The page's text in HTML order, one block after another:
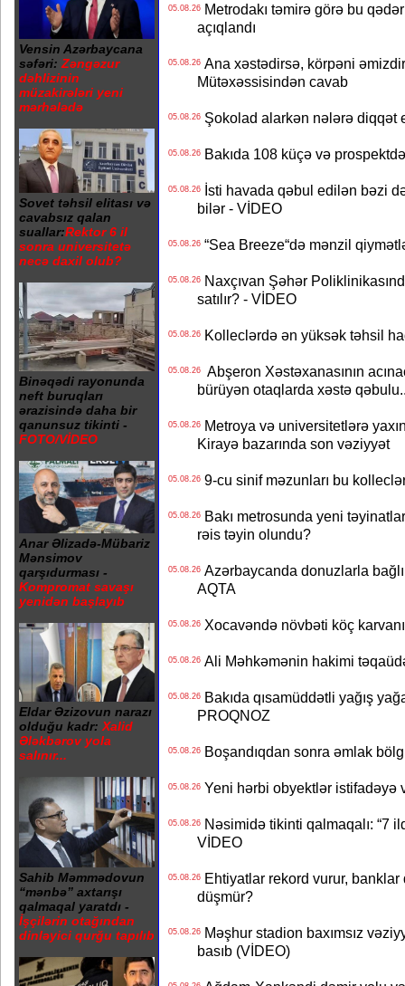
Vensin Azərbaycana
səfəri: Zəngəzur
dəhlizinin
müzakirələri yeni
mərhələdə
Sovet təhsil elitası və
cavabsız qalan
suallar:Rektor 6 il
sonra universitetə
necə daxil olub?
Binəqədi rayonunda
neft buruqları
ərazisində daha bir
qanunsuz tikinti -
FOTO/VİDEO
Anar Əlizadə-Mübariz
Mənsimov
qarşıdurması -
Kompromat savaşı
yenidən başlayıb
Eldar Əzizovun narazı
olduğu kadr: Xalid
Ələkbərov yola
salınır...
Sahib Məmmədovun
“mənbə” axtarışı
qalmaqal yaratdı -
İşçilərin otağından
dinləyici qurğu tapılıb
05.08.26Metrodakı təmirə görə bu
açıqlandı
05.08.26Ana xəstədirsə, körpəni
Mütəxəssisindən cavab
05.08.26Şokolad alarkən nələrə diqqət
05.08.26Bakıda 108 küçə və
05.08.26İsti havada qəbul edilən bəzi
bilər - VİDEO
05.08.26“Sea Breeze“də mənzil
05.08.26Naxçıvan Şəhər
satılır? - VİDEO
05.08.26Kolleclərdə ən yüksək təhsil
05.08.26Abşeron Xəstəxanasının
bürüyən otaqlarda xəstə
05.08.26Metroya və universitetlərə
Kirayə bazarında son vəziyyət
05.08.269-cu sinif məzunları bu
05.08.26Bakı metrosunda yeni
rəis təyin olundu?
05.08.26Azərbaycanda donuzlarla
AQTA
05.08.26Xocavəndə növbəti köç
05.08.26Ali Məhkəmənin hakimi
05.08.26Bakıda qısamüddətli yağış
PROQNOZ
05.08.26Boşandıqdan sonra əmlak
05.08.26Yeni hərbi obyektlər istifadəyə
05.08.26Nəsimidə tikinti qalmaqalı: “7
VİDEO
05.08.26Ehtiyatlar rekord vurur, banklar
düşmür?
05.08.26Məşhur stadion baxımsız
basıb (VİDEO)